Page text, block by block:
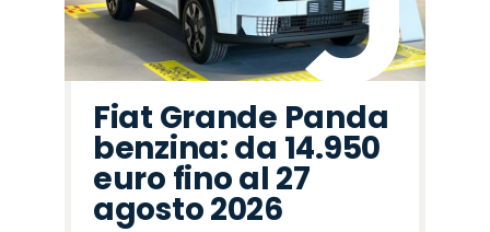
Fiat Grande Panda
benzina: da 14.950
euro fino al 27
agosto 2026